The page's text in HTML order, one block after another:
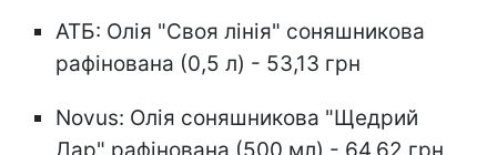
АТБ: Олія "Своя лінія" соняшникова
рафінована (0,5 л) - 53,13 грн
Novus: Олія соняшникова "Щедрий
Дар" рафінована (500 мл) - 64,62 грн